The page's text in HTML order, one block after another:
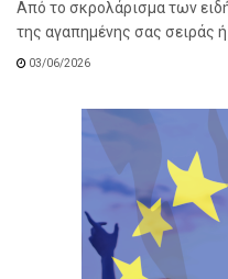
Από το σκρολάρισμα των
της αγαπημένης σας σειράς
03/06/2026